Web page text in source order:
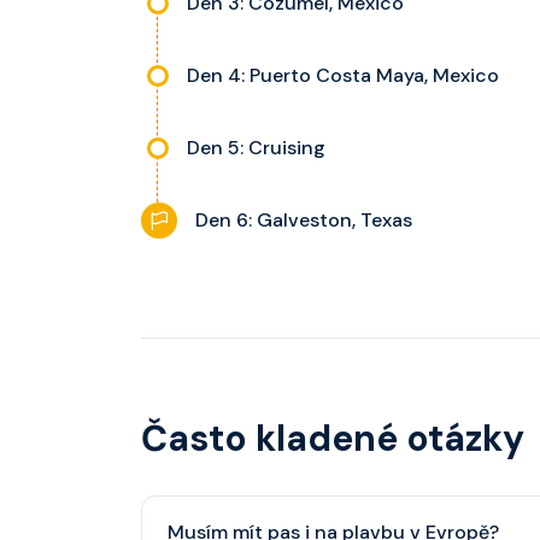
Den 4: Puerto Costa Maya, Mexico
Den 5: Cruising
Den 6: Galveston, Texas
Často kladené otázky
Musím mít pas i na plavbu v Evropě?